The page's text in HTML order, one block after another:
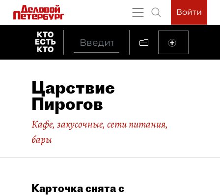
Войти
Царствие
Пирогов
Кафе, закусочные, сети питания,
бары
Карточка снята с